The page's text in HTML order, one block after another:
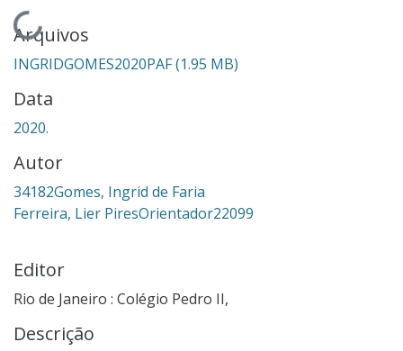
Carregando...
Arquivos
INGRIDGOMES2020PAF(1.95 MB)
Data
2020.
Autor
34182Gomes, Ingrid de Faria
Ferreira, Lier PiresOrientador22099
Editor
Rio de Janeiro : Colégio Pedro II,
Descrição